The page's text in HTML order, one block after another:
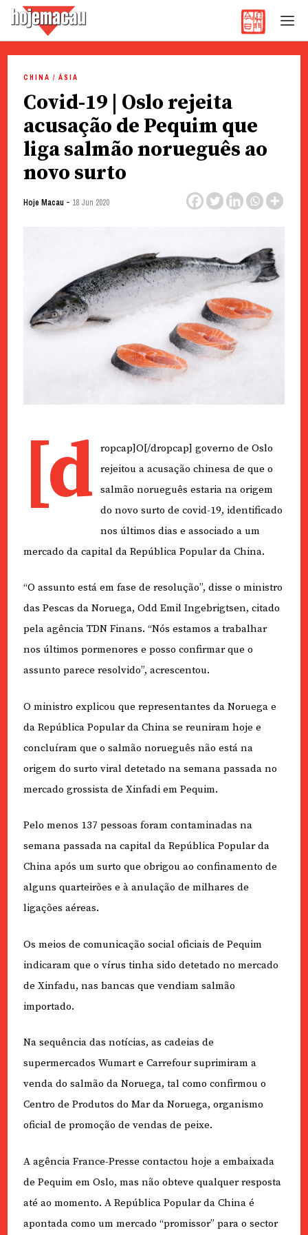
content
CHINA / ÁSIA
Covid-19 | Oslo rejeita
acusação de Pequim que
liga salmão norueguês ao
novo surto
Hoje Macau - 18 Jun 2020
[d
ropcap]O[/dropcap] governo de Oslo
rejeitou a acusação chinesa de que o
salmão norueguês estaria na origem
do novo surto de covid-19, identificado
nos últimos dias e associado a um
mercado da capital da República Popular da China.
“O assunto está em fase de resolução”, disse o ministro
das Pescas da Noruega, Odd Emil Ingebrigtsen, citado
pela agência TDN Finans. “Nós estamos a trabalhar
nos últimos pormenores e posso confirmar que o
assunto parece resolvido”, acrescentou.
O ministro explicou que representantes da Noruega e
da República Popular da China se reuniram hoje e
concluíram que o salmão norueguês não está na
origem do surto viral detetado na semana passada no
mercado grossista de Xinfadi em Pequim.
Pelo menos 137 pessoas foram contaminadas na
semana passada na capital da República Popular da
China após um surto que obrigou ao confinamento de
alguns quarteirões e à anulação de milhares de
ligações aéreas.
Os meios de comunicação social oficiais de Pequim
indicaram que o vírus tinha sido detetado no mercado
de Xinfadu, nas bancas que vendiam salmão
importado.
Na sequência das notícias, as cadeias de
supermercados Wumart e Carrefour suprimiram a
venda do salmão da Noruega, tal como confirmou o
Centro de Produtos do Mar da Noruega, organismo
oficial de promoção de vendas de peixe.
A agência France-Presse contactou hoje a embaixada
de Pequim em Oslo, mas não obteve qualquer resposta
até ao momento. A República Popular da China é
apontada como um mercado “promissor” para o sector